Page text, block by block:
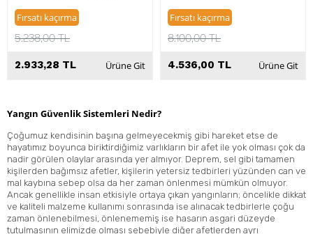
Fırsatı kaçırma
5.238,00 TL
2.933,28 TL Ürüne Git
Fırsatı kaçırma
8.100,00 TL
4.536,00 TL Ürüne Git
Yangın Güvenlik Sistemleri Nedir?
Çoğumuz kendisinin başına gelmeyecekmiş gibi hareket etse de
hayatımız boyunca biriktirdiğimiz varlıkların bir afet ile yok olması çok da
nadir görülen olaylar arasında yer almıyor. Deprem, sel gibi tamamen
kişilerden bağımsız afetler, kişilerin yetersiz tedbirleri yüzünden can ve
mal kaybına sebep olsa da her zaman önlenmesi mümkün olmuyor.
Ancak genellikle insan etkisiyle ortaya çıkan yangınların; öncelikle dikkat
ve kaliteli malzeme kullanımı sonrasında ise alınacak tedbirlerle çoğu
zaman önlenebilmesi, önlenememiş ise hasarın asgari düzeyde
tutulmasının elimizde olması sebebiyle diğer afetlerden ayrı